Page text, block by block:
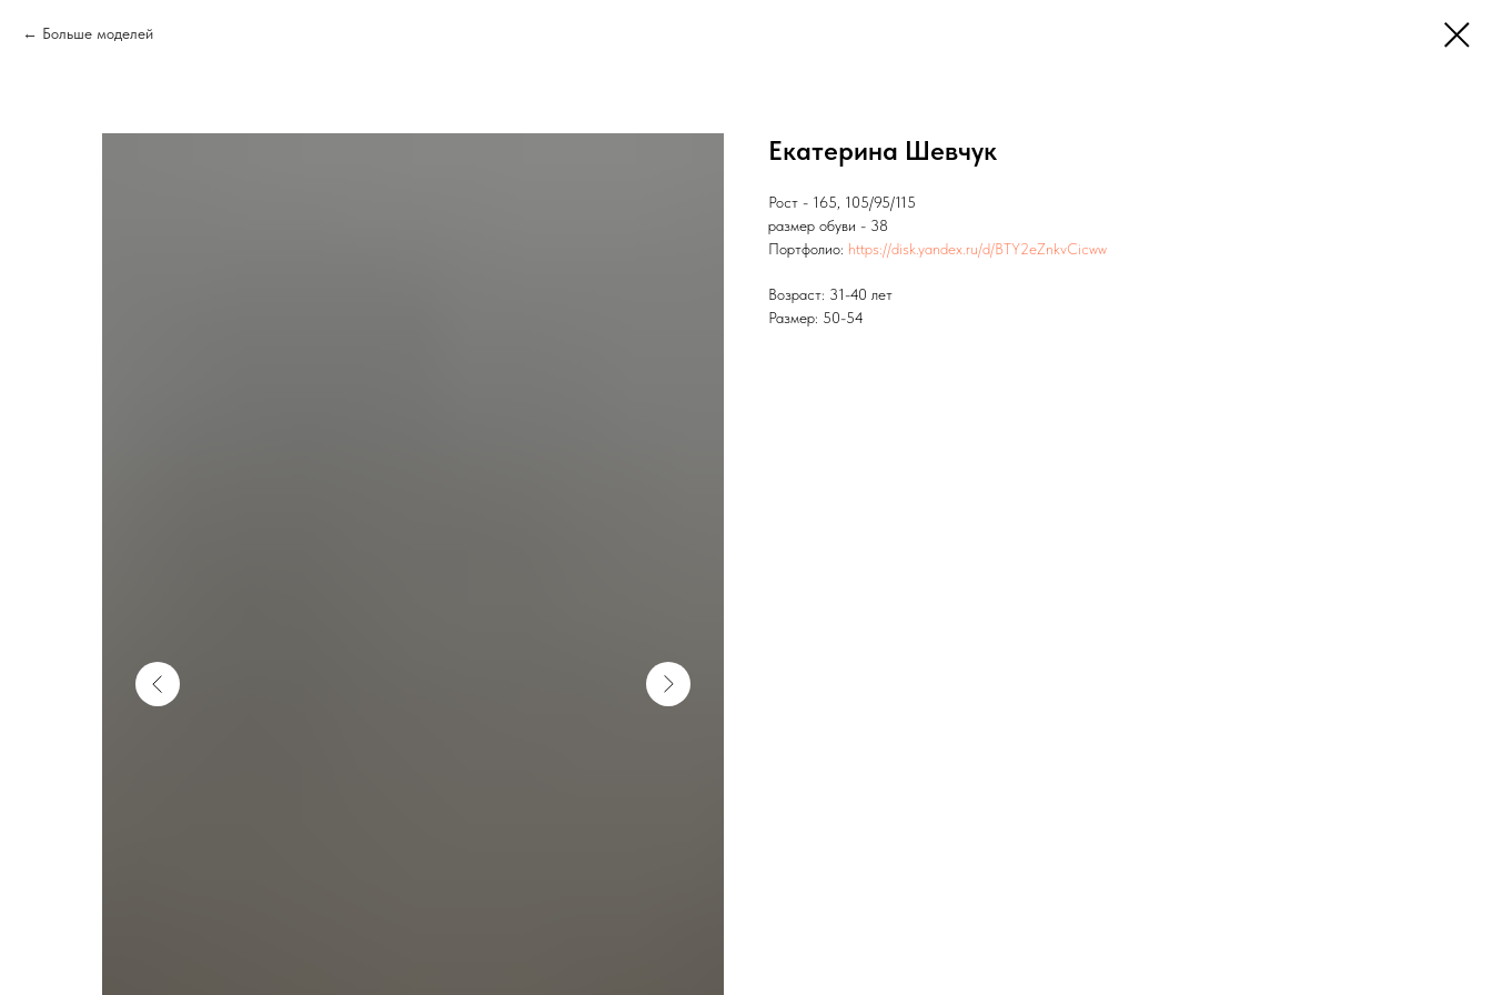
Больше моделей
Екатерина Шевчук
Рост - 165, 105/95/115
размер обуви - 38
Портфолио: https://disk.yandex.ru/d/BTY2eZnkvCicww
Возраст: 31-40 лет
Размер: 50-54